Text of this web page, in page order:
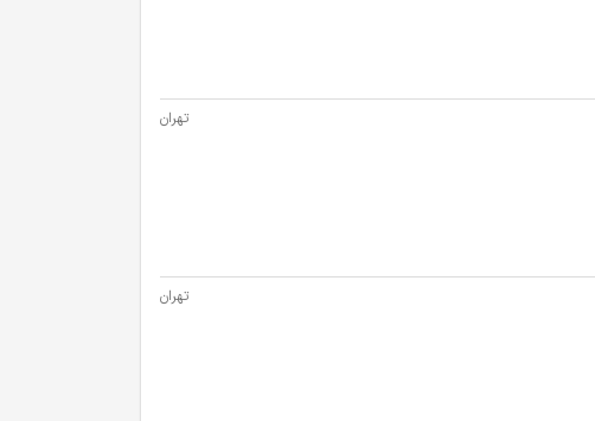
تهران
تهران